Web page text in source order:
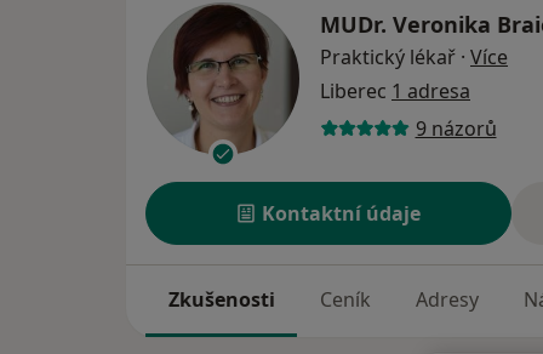
MUDr. Veronika
Praktický lékař · Více
Liberec 1 adresa
9 názorů
Kontaktní údaje
Zkušenosti Ceník Adresy